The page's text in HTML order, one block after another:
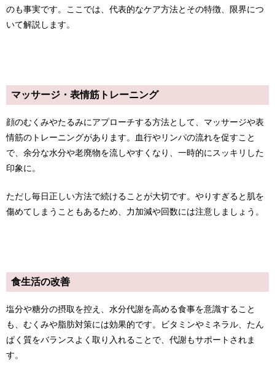
のも事実です。ここでは、代表的なケア方法とその特徴、限界につ
いて解説します。
マッサージ・表情筋トレーニング
顔のむくみやたるみにアプローチする方法として、マッサージや表
情筋のトレーニングがあります。血行やリンパの流れを促すこと
で、余分な水分や老廃物を流しやすくなり、一時的にスッキリした
印象に。
ただし毎日正しい方法で続けることが大切です。やりすぎると肌を
傷めてしまうこともあるため、力加減や回数には注意しましょう。
食生活の改善
塩分や糖分の摂取を控え、水分代謝を高める食事を意識すること
も、むくみや脂肪対策には効果的です。ビタミンやミネラル、たん
ぱく質をバランスよく取り入れることで、代謝もサポートされま
す。